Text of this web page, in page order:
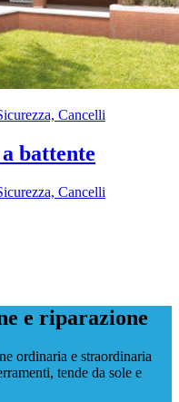
Cancelli
battente
Cancelli
e riparazione
ordinaria e straordinaria
tende da sole e